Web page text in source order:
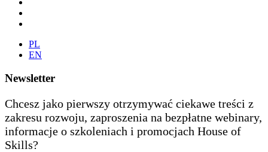
PL
EN
Newsletter
Chcesz jako pierwszy otrzymywać ciekawe treści z
zakresu rozwoju, zaproszenia na bezpłatne webinary,
informacje o szkoleniach i promocjach House of
Skills?